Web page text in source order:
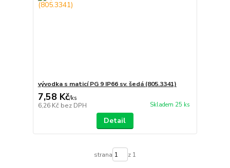
vývodka s maticí PG 9 IP66 sv. šedá (805.3341)
7,58 Kč/ks
6,26 Kč bez DPH Skladem 25 ks
Detail
strana z 1